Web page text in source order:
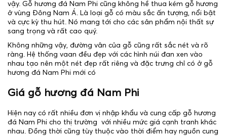
vậy. Gỗ hương đá Nam Phi cũng không hề thua kém gỗ hương
ở vùng Đông Nam Á. Là loại gỗ có màu sắc ấn tượng, nổi bật
và cực kỳ thu hút. Nó mang tới cho các sản phẩm nội thất sự
sang trọng và rất cao quý.
Không những vậy, đường vân của gỗ cũng rất sắc nét và rõ
ràng. Hệ thống vaan đều đẹp với các hình núi đan xen vào
nhau tạo nên một nét đẹp rất riêng và đặc trưng chỉ có ở gỗ
hương đá Nam Phi mới có
Giá gỗ hương đá Nam Phi
Hiện nay có rất nhiều đơn vị nhập khẩu và cung cấp gỗ hương
đá Nam Phi cho thị trường với nhiều mức giá cạnh tranh khác
nhau. Đồng thời cũng tùy thuộc vào thời điểm hay nguồn cung